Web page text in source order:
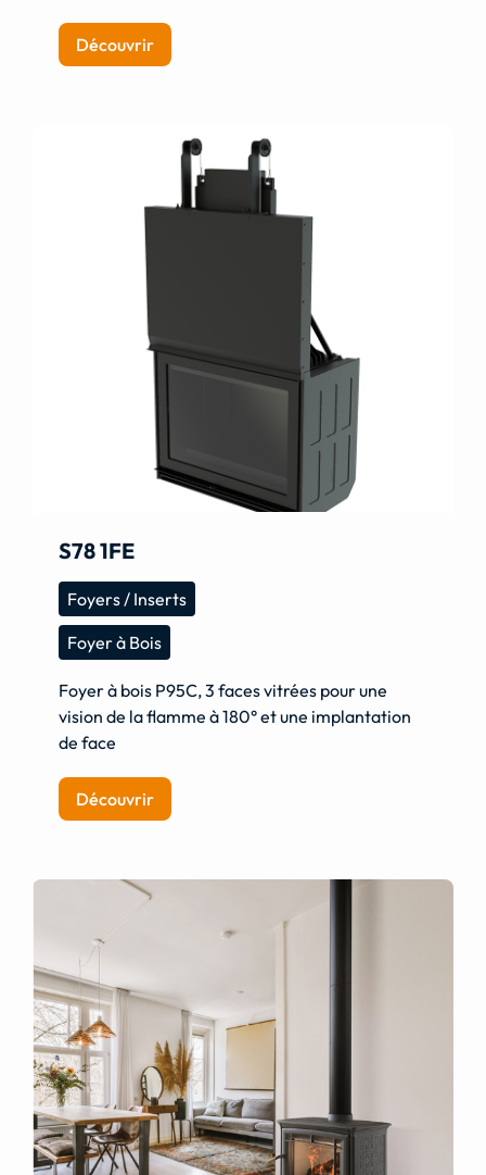
Découvrir
S78 1FE
Foyers / Inserts
Foyer à Bois
Foyer à bois P95C, 3 faces vitrées pour une
vision de la flamme à 180° et une implantation
de face
Découvrir